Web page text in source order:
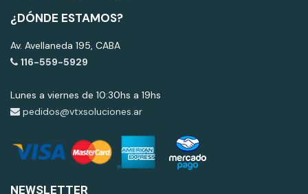
¿DÓNDE ESTAMOS?
Av. Avellaneda 195, CABA
116-559-5929
Lunes a viernes de 10:30hs a 19hs
pedidos@vtxsoluciones.ar
NEWSLETTER